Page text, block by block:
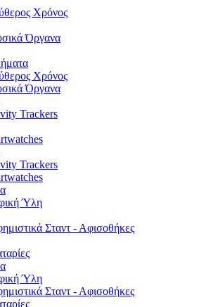
Χρόνος
Όργανα
Χρόνος
Όργανα
Trackers
Trackers
Ύλη
Σταντ - Αφισοθήκες
Ύλη
Σταντ - Αφισοθήκες